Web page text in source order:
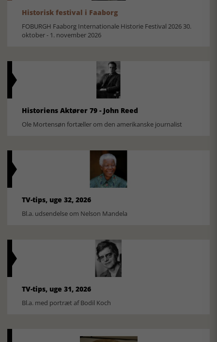
Historisk festival i Faaborg
FOBURGH Faaborg Internationale Historie Festival 2026 30.
oktober - 1. november 2026
Historiens Aktører 79 - John Reed
Ole Mortensøn fortæller om den amerikanske journalist
TV-tips, uge 32, 2026
Bl.a. udsendelse om Nelson Mandela
TV-tips, uge 31, 2026
Bl.a. med portræt af Bodil Koch